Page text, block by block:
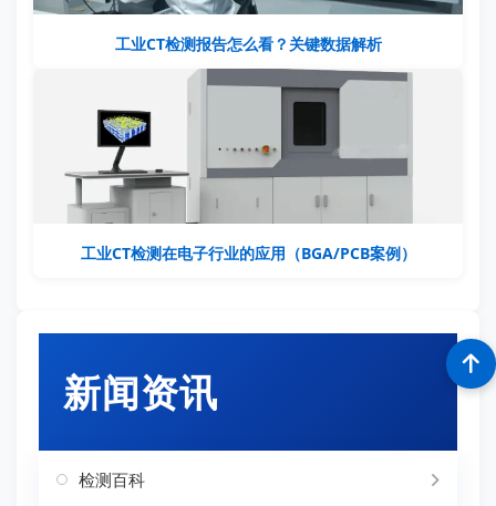
工业CT检测报告怎么看？关键数据解析
工业CT检测在电子行业的应用（BGA/PCB案例）
新闻资讯
检测百科